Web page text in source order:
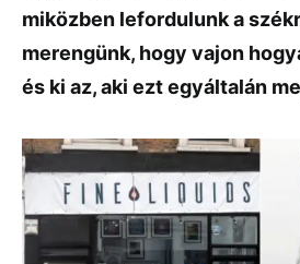
miközben lefordulunk a
merengünk, hogy vajon
és ki az, aki ezt egyáltalán